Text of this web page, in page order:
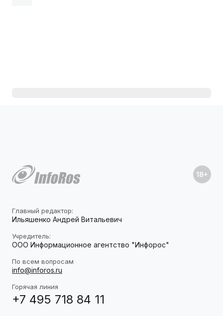
Главный редактор:
Ильяшенко Андрей Витальевич
Учредитель:
ООО Информационное агентство "Инфорос"
По всем вопросам
info@inforos.ru
Горячая линия
+7 495 718 84 11